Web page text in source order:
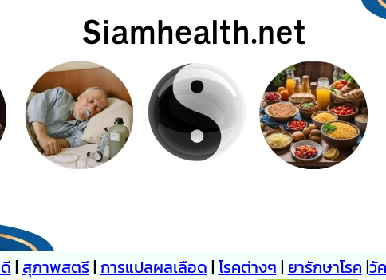
|สุภาพสตรี|การแปลผลเลือด|โรคต่างๆ|ยารักษาโรค|วั